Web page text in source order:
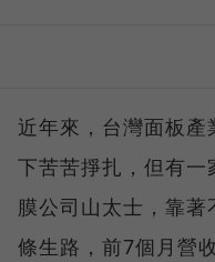
近年來，台灣面板
下苦苦掙扎，但有
膜公司山太士，靠
條生路，前7個月營